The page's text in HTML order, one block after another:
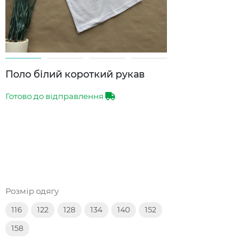
Поло білий короткий рукав
Готово до відправлення
Розмір одягу
116 122 128 134 140 152
158